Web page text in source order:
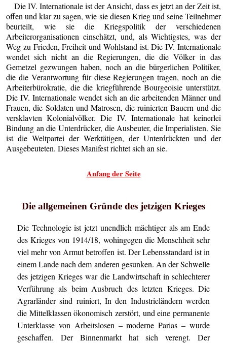
Die IV. Internationale ist der Ansicht, dass es jetzt an der Zeit ist,
offen und klar zu sagen, wie sie diesen Krieg und seine Teilnehmer
beurteilt, wie sie die Kriegspolitik der verschiedenen
Arbeiterorganisationen einschätzt, und, als Wichtigstes, was der
Weg zu Frieden, Freiheit und Wohlstand ist. Die IV. Internationale
wendet sich nicht an die Regierungen, die die Völker in das
Gemetzel gezwungen haben, noch an die bürgerlichen Politiker,
die die Verantwortung für diese Regierungen tragen, noch an die
Arbeiterbürokratie, die die kriegführende Bourgeoisie unterstützt.
Die IV. Internationale wendet sich an die arbeitenden Männer und
Frauen, die Soldaten und Matrosen, die ruinierten Bauern und die
versklavten Kolonialvölker. Die IV. Internationale hat keinerlei
Bindung an die Unterdrücker, die Ausbeuter, die Imperialisten. Sie
ist die Weltpartei der Werktätigen, der Unterdrückten und der
Ausgebeuteten. Dieses Manifest richtet sich an sie.
Anfang der Seite
Die allgemeinen Gründe des jetzigen Krieges
Die Technologie ist jetzt unendlich mächtiger als am Ende
des Krieges von 1914/18, wohingegen die Menschheit sehr
viel mehr von Armut betroffen ist. Der Lebensstandard ist in
einem Lande nach dem anderen gesunken. An der Schwelle
des jetzigen Krieges war die Landwirtschaft in schlechterer
Verführung als beim Ausbruch des letzten Krieges. Die
Agrarländer sind ruiniert, In den Industrieländern werden
die Mittelklassen ökonomisch zerstört, und eine permanente
Unterklasse von Arbeitslosen – moderne Parias – wurde
geschaffen. Der Binnenmarkt hat sich verengt. Der